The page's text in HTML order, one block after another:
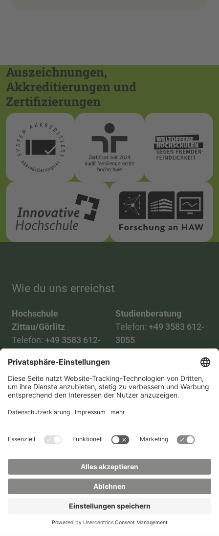
Auszeichnungen,
Akkreditierungen und
Zertifizierungen
Wie du uns erreichst
Hochschule
Zittau/Görlitz
Telefon: +49 3583 612-
Mail:info(at)hszg.de
Studienberatung
Telefon: +49 3583 612-
3055
Mail:
stud.info(at)hszg.de
TransparenzgesetzKontakt Lageplan